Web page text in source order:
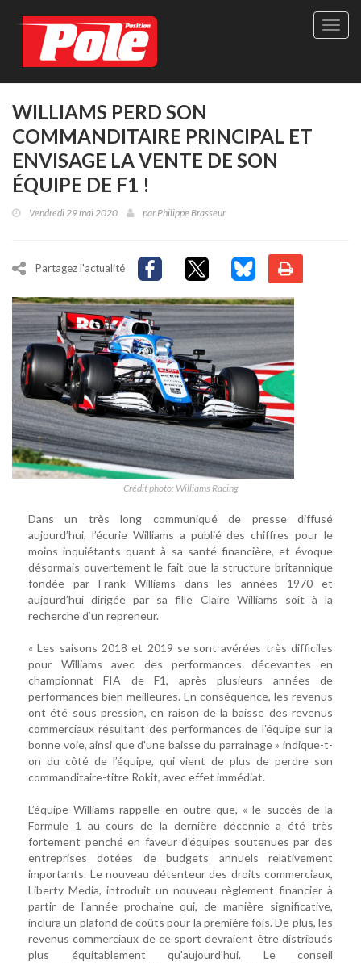
Site
WILLIAMS PERD SON
COMMANDITAIRE PRINCIPAL ET
ENVISAGE LA VENTE DE SON
ÉQUIPE DE F1 !
Vendredi 29 mai 2020 parPhilippe Brasseur
Partagez l'actualité
Crédit photo: Williams Racing
Dans un très long communiqué de presse diffusé
aujourd’hui, l’écurie Williams a publié des chiffres pour le
moins inquiétants quant à sa santé financière, et évoque
désormais ouvertement le fait que la structure britannique
fondée par Frank Williams dans les années 1970 et
aujourd’hui dirigée par sa fille Claire Williams soit à la
recherche d’un repreneur.
« Les saisons 2018 et 2019 se sont avérées très difficiles
pour Williams avec des performances décevantes en
championnat FIA de F1, après plusieurs années de
performances bien meilleures. En conséquence, les revenus
ont été sous pression, en raison de la baisse des revenus
commerciaux résultant des performances de l'équipe sur la
bonne voie, ainsi que d'une baisse du parrainage » indique-t-
on du côté de l’équipe, qui vient de plus de perdre son
commanditaire-titre Rokit, avec effet immédiat.
L’équipe Williams rappelle en outre que, « le succès de la
Formule 1 au cours de la dernière décennie a été très
fortement penché en faveur d'équipes soutenues par des
entreprises dotées de budgets annuels relativement
importants. Le nouveau détenteur des droits commerciaux,
Liberty Media, introduit un nouveau règlement financier à
partir de l'année prochaine qui, de manière significative,
inclura un plafond de coûts pour la première fois. De plus, les
revenus commerciaux de ce sport devraient être distribués
plus équitablement qu'aujourd'hui. Le conseil